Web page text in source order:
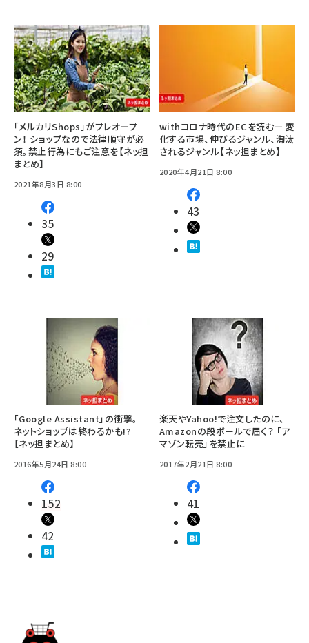
「メルカリShops」がプレオープ
ン！ ショップなので法律順守が必
須。禁止行為にもご注意を【ネッ担
まとめ】
2021年8月3日 8:00
35
29
withコロナ時代のECを読む— 変
化する市場、伸びるジャンル、淘汰
されるジャンル【ネッ担まとめ】
2020年4月21日 8:00
43
「Google Assistant」の衝撃。
ネットショップは終わるかも!?
【ネッ担まとめ】
2016年5月24日 8:00
152
42
楽天やYahoo!で注文したのに、
Amazonの段ボールで届く？ 「ア
マゾン転売」を禁止に
2017年2月21日 8:00
41